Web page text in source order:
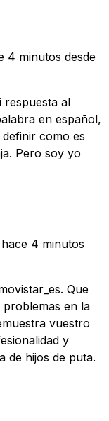
4 minutos desde
respuesta al
en español,
como es
Pero soy yo
hace 4 minutos
Que
en la
vuestro
y
de hijos de puta.